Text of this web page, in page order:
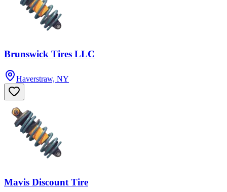
Brunswick Tires LLC
Haverstraw, NY
Mavis Discount Tire